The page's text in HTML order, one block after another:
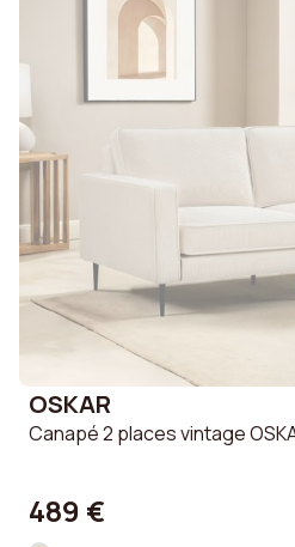
OSKAR
Canapé 2 places vintage
489 €